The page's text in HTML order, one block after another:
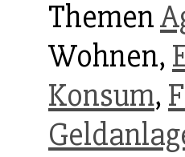
Themen
Wohnen,
Konsum,